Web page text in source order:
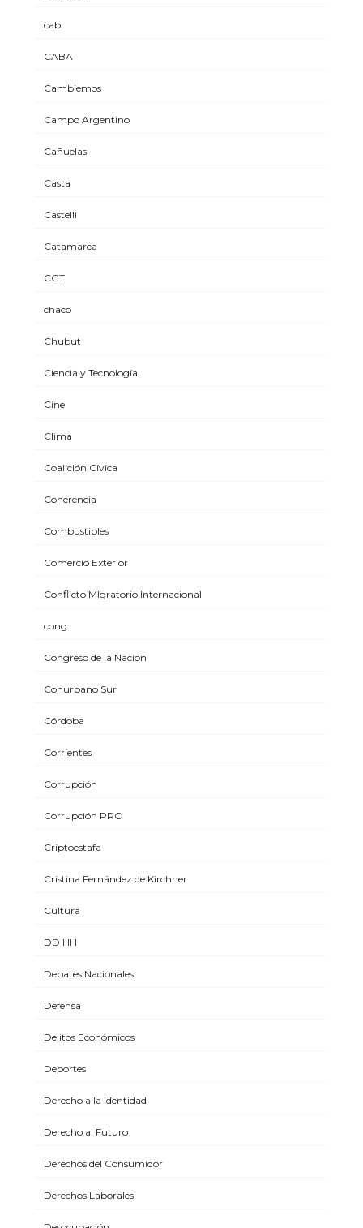
cab
CABA
Cambiemos
Campo Argentino
Cañuelas
Casta
Castelli
Catamarca
CGT
chaco
Chubut
Ciencia y Tecnología
Cine
Clima
Coalición Cívica
Coherencia
Combustibles
Comercio Exterior
Conflicto MIgratorio Internacional
cong
Congreso de la Nación
Conurbano Sur
Córdoba
Corrientes
Corrupción
Corrupción PRO
Criptoestafa
Cristina Fernández de Kirchner
Cultura
DD HH
Debates Nacionales
Defensa
Delitos Económicos
Deportes
Derecho a la Identidad
Derecho al Futuro
Derechos del Consumidor
Derechos Laborales